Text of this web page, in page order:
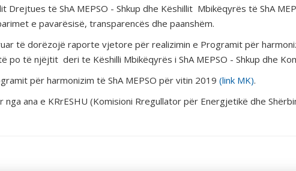
Drejtues të ShA MEPSO - Shkup dhe Këshillit Mbikëqyrës të ShA
e pavarësisë, transparencës dhe paanshëm.
të dorëzojë raporte vjetore për realizimin e Programit për
po të njëjtit deri te Këshilli Mbikëqyrës i ShA MEPSO - Shkup dhe
për harmonizim të ShA MEPSO për vitin 2019 (link MK).
ana e KRrESHU (Komisioni Rregullator për Energjetikë dhe